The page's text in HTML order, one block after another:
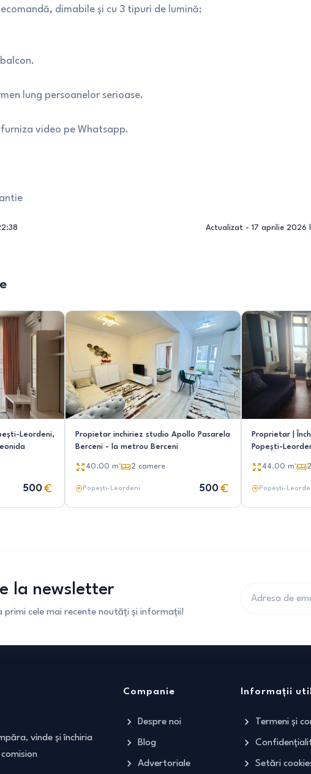
dimabile și cu 3 tipuri de lumină;
lung persoanelor serioase.
video pe Whatsapp.
Actualizat - 17 aprilie 2026
Leordeni,
500
Propietar inchiriez studio Apollo Pasarela
Berceni - la metrou Berceni
40.00 m² 2 camere
Popești-Leordeni 500
Proprietar |
Popești-
44.00 m² 2
Popești-
la newsletter
cele mai recente noutăți și informații!
vinde și închiria
Companie
Despre noi
Blog
Advertoriale
Informații
Termeni și
Setări